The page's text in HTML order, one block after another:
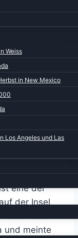
Weiss
in New Mexico
Los Angeles und Las
die so
Klima so
eine der
der Insel
Dame am
und meinte